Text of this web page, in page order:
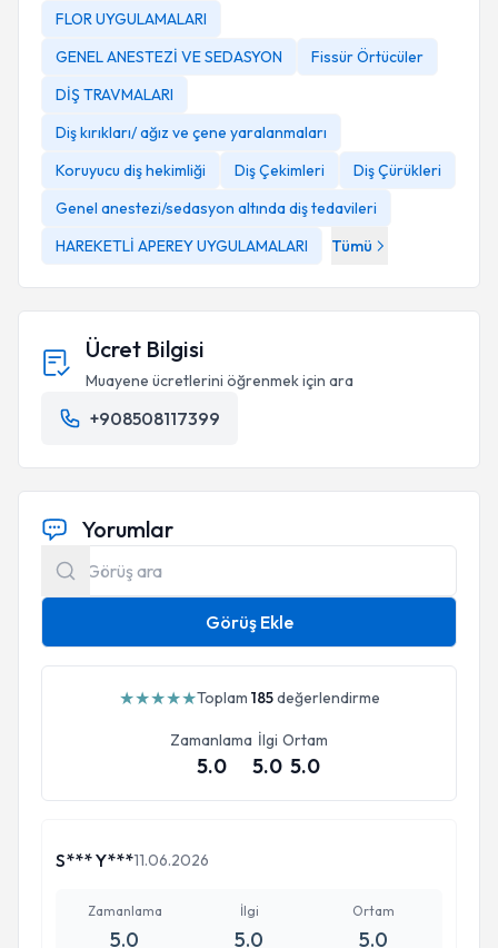
FLOR UYGULAMALARI
GENEL ANESTEZİ VE SEDASYON
Fissür Örtücüler
DİŞ TRAVMALARI
Diş kırıkları/ ağız ve çene yaralanmaları
Koruyucu diş hekimliği
Diş Çekimleri
Diş Çürükleri
Genel anestezi/sedasyon altında diş tedavileri
HAREKETLİ APEREY UYGULAMALARI
Tümü
Ücret Bilgisi
Muayene ücretlerini öğrenmek için ara
+908508117399
Yorumlar
Görüş Ekle
★★★★★Toplam 185değerlendirme
Zamanlama
5.0
İlgi
5.0
Ortam
5.0
S*** Y***11.06.2026
Zamanlama
5.0
İlgi
5.0
Ortam
5.0